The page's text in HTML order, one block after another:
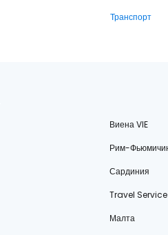
Транспорт
Виена VIE
Рим-
Сардиния
Travel Service
Малта